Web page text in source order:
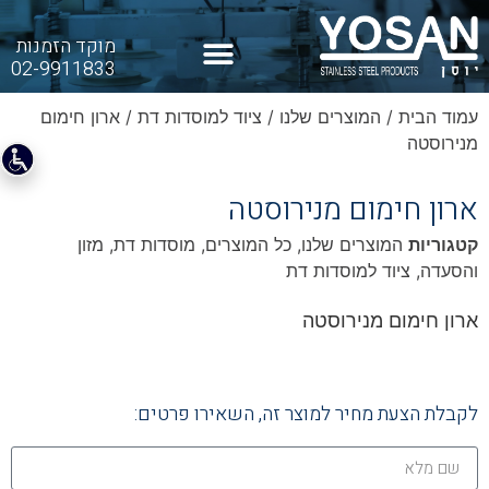
מוקד הזמנות
02-9911833
עמוד הבית / המוצרים שלנו / ציוד למוסדות דת / ארון חימום
מנירוסטה
ארון חימום מנירוסטה
קטגוריות המוצרים שלנו, כל המוצרים, מוסדות דת, מזון
והסעדה, ציוד למוסדות דת
ארון חימום מנירוסטה
לקבלת הצעת מחיר למוצר זה, השאירו פרטים: